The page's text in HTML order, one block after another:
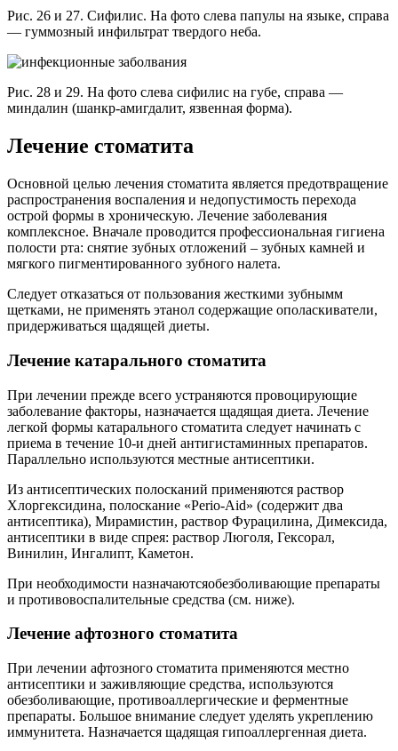
Рис. 26 и 27. Сифилис. На фото слева папулы на языке, справа
— гуммозный инфильтрат твердого неба.
Рис. 28 и 29. На фото слева сифилис на губе, справа —
миндалин (шанкр-амигдалит, язвенная форма).
Лечение стоматита
Основной целью лечения стоматита является предотвращение
распространения воспаления и недопустимость перехода
острой формы в хроническую. Лечение заболевания
комплексное. Вначале проводится профессиональная гигиена
полости рта: снятие зубных отложений – зубных камней и
мягкого пигментированного зубного налета.
Следует отказаться от пользования жесткими зубнымм
щетками, не применять этанол содержащие ополаскиватели,
придерживаться щадящей диеты.
Лечение катарального стоматита
При лечении прежде всего устраняются провоцирующие
заболевание факторы, назначается щадящая диета. Лечение
легкой формы катарального стоматита следует начинать с
приема в течение 10-и дней антигистаминных препаратов.
Параллельно используются местные антисептики.
Из антисептических полосканий применяются раствор
Хлоргексидина, полоскание «Perio-Aid» (содержит два
антисептика), Мирамистин, раствор Фурацилина, Димексида,
антисептики в виде спрея: раствор Люголя, Гексорал,
Винилин, Ингалипт, Каметон.
При необходимости назначаютсяобезболивающие препараты
и противовоспалительные средства (см. ниже).
Лечение афтозного стоматита
При лечении афтозного стоматита применяются местно
антисептики и заживляющие средства, используются
обезболивающие, противоаллергические и ферментные
препараты. Большое внимание следует уделять укреплению
иммунитета. Назначается щадящая гипоаллергенная диета.